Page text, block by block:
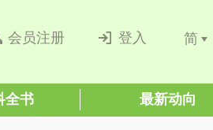
会员注册 登入 简
全书 最新动向